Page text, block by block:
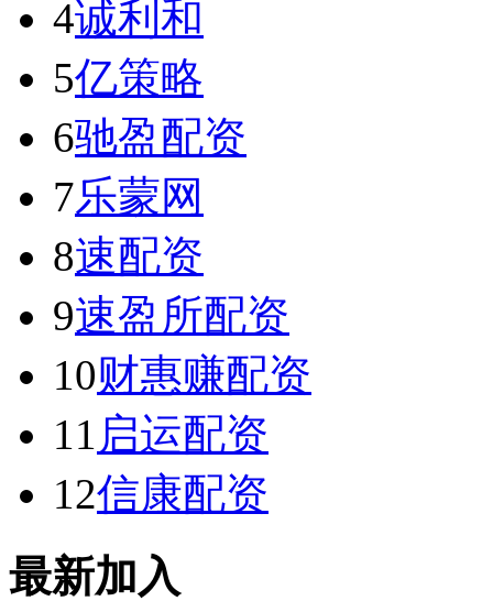
4诚利和
5亿策略
6驰盈配资
7乐蒙网
8速配资
9速盈所配资
10财惠赚配资
11 启运配资
12信康配资
最新加入